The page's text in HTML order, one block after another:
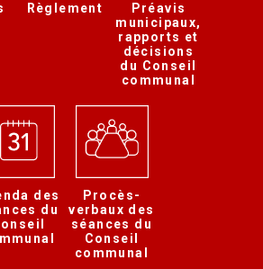
Règlement
Préavis
municipaux,
rapports et
décisions
du Conseil
communal
des
du
Procès-
verbaux des
séances du
Conseil
communal